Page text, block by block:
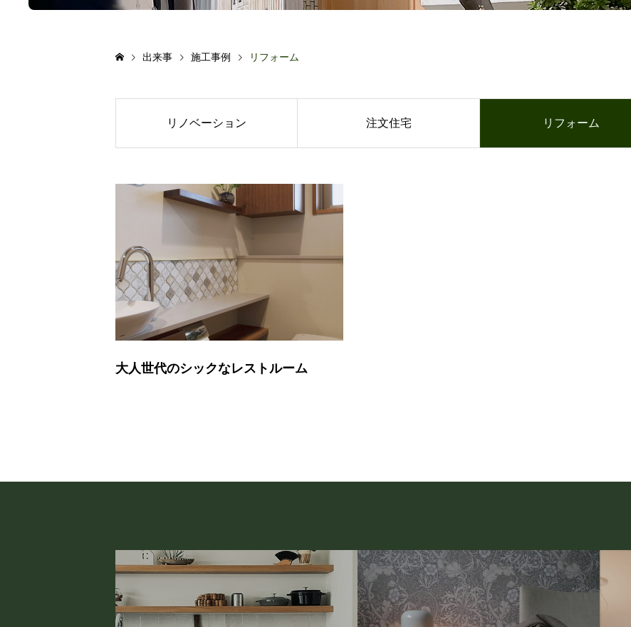
出来事 施工事例 リフォーム
リノベーション 注文住宅 リフォーム
大人世代のシックなレストルーム